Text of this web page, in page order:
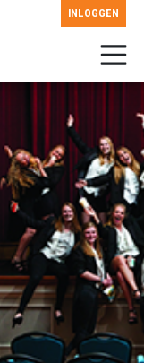
INLOGGEN